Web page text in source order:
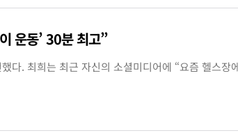
운동’ 30분 최고”
다. 최희는 최근 자신의 소셜미디어에 “요즘 헬스